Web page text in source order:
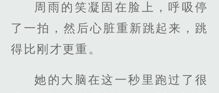
周雨的笑凝固在脸上，呼吸停
了一拍，然后心脏重新跳起来，跳
得比刚才更重。
她的大脑在这一秒里跑过了很